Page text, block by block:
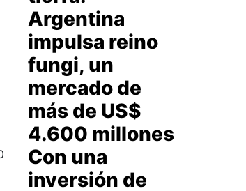
Argentina
impulsa reino
fungi, un
mercado de
más de US$
4.600 millones
Con una
inversión de